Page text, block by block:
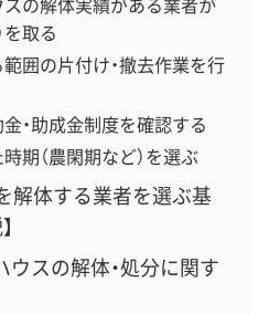
体」専属ライター
（まるやま なつみ）
、”わかった！”の安心に変え
方の不安な気持ちに、誰より
ライター。数多くの業者イン
て、プロの専門用語を一般の
ナーのような記事作りを信
取る
囲の片付け・撤去作業を行
・助成金制度を確認する
期（農閑期など）を選ぶ
解体する業者を選ぶ基
ウスの解体・処分に関す